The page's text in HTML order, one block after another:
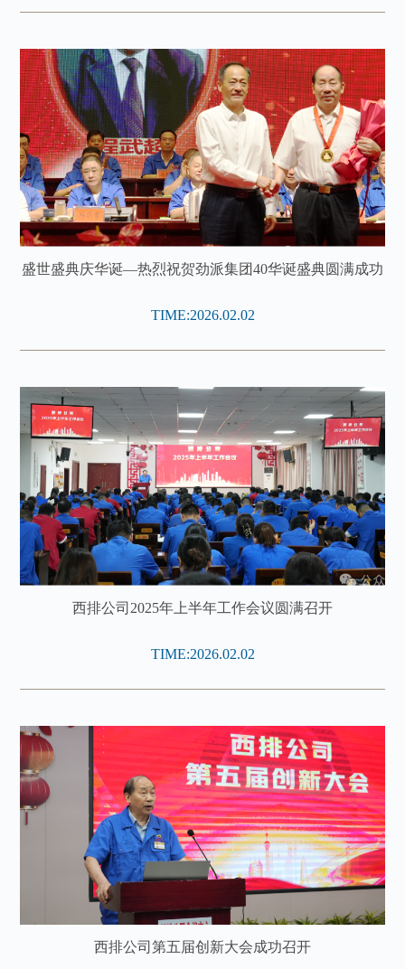
盛世盛典庆华诞—热烈祝贺劲派集团40华诞盛典圆满成功
TIME:2026.02.02
西排公司2025年上半年工作会议圆满召开
TIME:2026.02.02
西排公司第五届创新大会成功召开